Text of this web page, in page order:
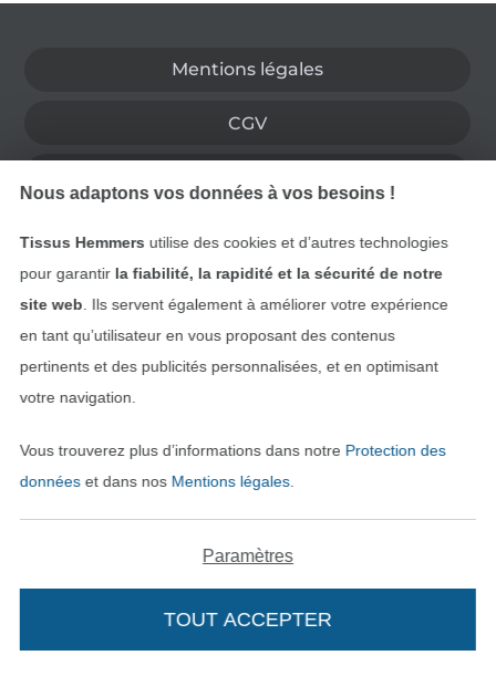
Mentions légales
CGV
Contact
Rétractation de commande
Trouvez plus d’idées
Nous adaptons vos données à vos besoins !
Tissus Hemmers utilise des cookies et d’autres technologies
pour garantir la fiabilité, la rapidité et la sécurité de notre
site web . Ils servent également à améliorer votre expérience
en tant qu’utilisateur en vous proposant des contenus
pertinents et des publicités personnalisées, et en optimisant
votre navigation.
Vous trouverez plus d’informations dans notre Protection des
donnéeset dans nos Mentions légales.
Paramètres
TOUT ACCEPTER